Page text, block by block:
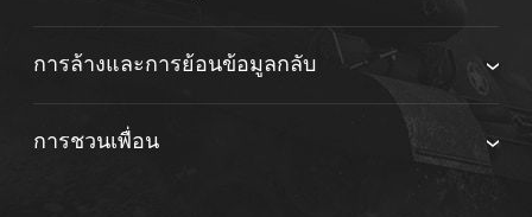
การล้างและการย้อนข้อมูลกลับ
การชวนเพื่อน